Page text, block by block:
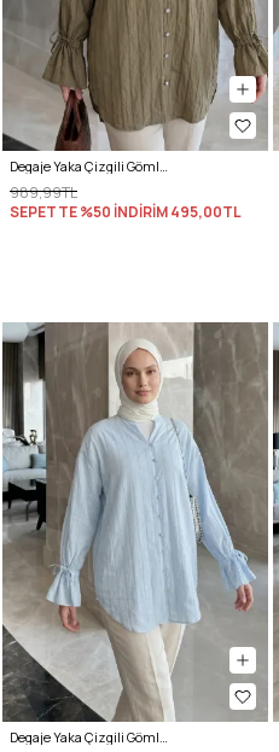
Degaje Yaka Çizgili Gömlek Y0121 - MAT HAKİ
989,99TL
SEPETTE %50 İNDİRİM495,00TL
Degaje Yaka Çizgili Gömlek Y0121 - BEBE MAVİSİ